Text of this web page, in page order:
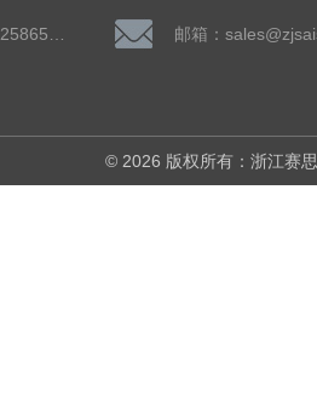
邮箱：
© 2026 版权所有：浙江赛